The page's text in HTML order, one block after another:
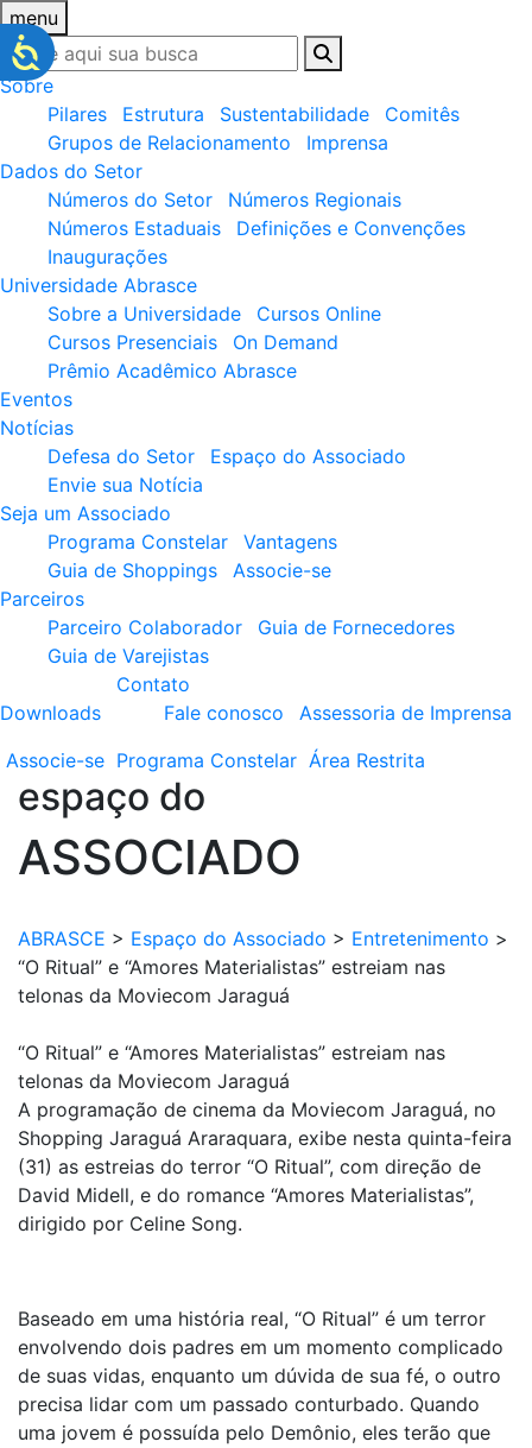
menu
Sobre
Pilares
Estrutura Sustentabilidade
Comitês
Grupos de Relacionamento
Imprensa
Dados do Setor
Números do Setor
Números Regionais
Números Estaduais
Definições e Convenções
Inaugurações
Universidade Abrasce
Sobre a Universidade
Cursos Online
Cursos Presenciais
On Demand
Prêmio Acadêmico Abrasce
Eventos
Notícias
Defesa do Setor
Espaço do Associado
Envie sua Notícia
Seja um Associado
Programa Constelar
Vantagens
Guia de Shoppings
Associe-se
Parceiros
Parceiro Colaborador
Guia de Fornecedores
Guia de Varejistas
Downloads
Contato
Fale conosco
Assessoria de Imprensa
Associe-se Programa Constelar Área Restrita
espaço do
ASSOCIADO
ABRASCE > Espaço do Associado > Entretenimento >
“O Ritual” e “Amores Materialistas” estreiam nas
telonas da Moviecom Jaraguá
“O Ritual” e “Amores Materialistas” estreiam nas
telonas da Moviecom Jaraguá
A programação de cinema da Moviecom Jaraguá, no
Shopping Jaraguá Araraquara, exibe nesta quinta-feira
(31) as estreias do terror “O Ritual”, com direção de
David Midell, e do romance “Amores Materialistas”,
dirigido por Celine Song.
Baseado em uma história real, “O Ritual” é um terror
envolvendo dois padres em um momento complicado
de suas vidas, enquanto um dúvida de sua fé, o outro
precisa lidar com um passado conturbado. Quando
uma jovem é possuída pelo Demônio, eles terão que